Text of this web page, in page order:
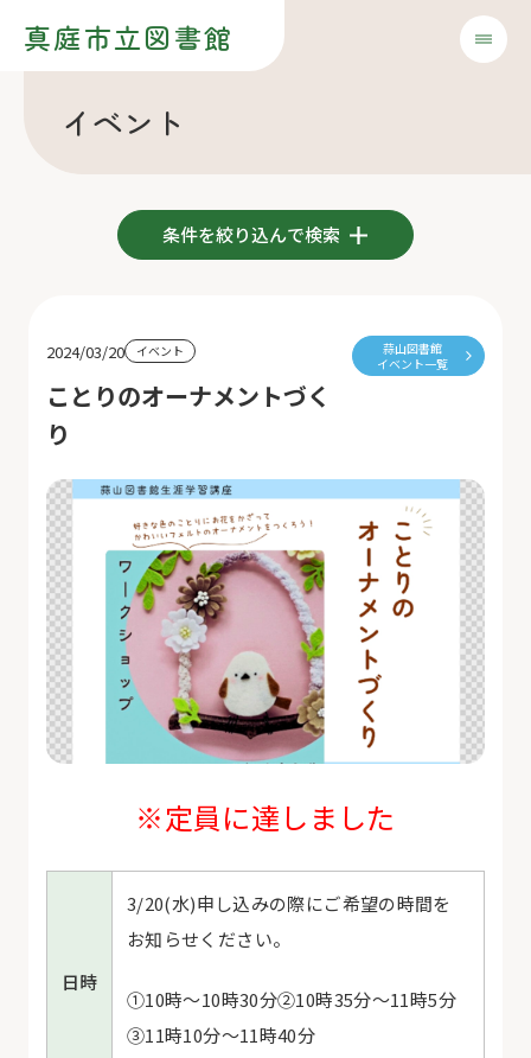
真庭市立図書館
イベント
条件を絞り込んで検索
2024/03/20 イベント
ことりのオーナメントづく
り
蒜山図書館
イベント一覧
※定員に達しました
日時
3/20(水)申し込みの際にご希望の時間を
お知らせください。
①10時～10時30分②10時35分～11時5分
③11時10分～11時40分